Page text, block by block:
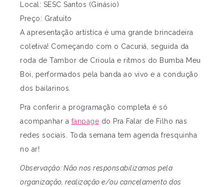
Local: SESC Santos (Ginásio)
Preço: Gratuito
A apresentação artística é uma grande brincadeira
coletiva! Começando com o Cacuriá, seguida da
roda de Tambor de Crioula e ritmos do Bumba Meu
Boi, performados pela banda ao vivo e a condução
dos bailarinos.
Pra conferir a programação completa é só
acompanhar a fanpage do Pra Falar de Filho nas
redes sociais. Toda semana tem agenda fresquinha
no ar!
Observação: Não nos responsabilizamos pela
organização, realização e/ou cancelamento dos